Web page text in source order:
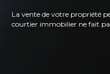
La vente de votre propriété
courtier immobilier ne fait